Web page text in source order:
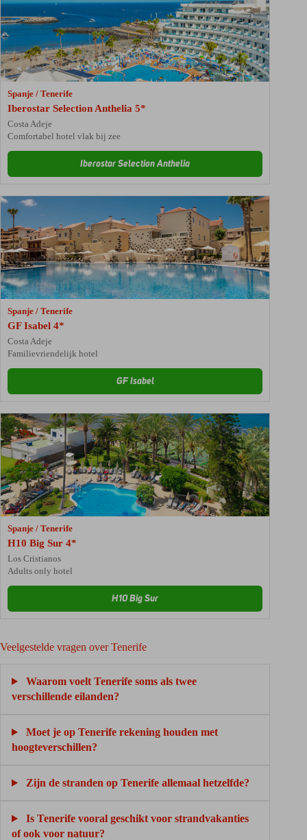
Spanje / Tenerife
Iberostar Selection Anthelia 5*
Costa Adeje
Comfortabel hotel vlak bij zee
Iberostar Selection Anthelia
Spanje / Tenerife
GF Isabel 4*
Costa Adeje
Familievriendelijk hotel
GF Isabel
Spanje / Tenerife
H10 Big Sur 4*
Los Cristianos
Adults only hotel
H10 Big Sur
Veelgestelde vragen over Tenerife
Waarom voelt Tenerife soms als twee
verschillende eilanden?
Moet je op Tenerife rekening houden met
hoogteverschillen?
Zijn de stranden op Tenerife allemaal hetzelfde?
Is Tenerife vooral geschikt voor strandvakanties
of ook voor natuur?